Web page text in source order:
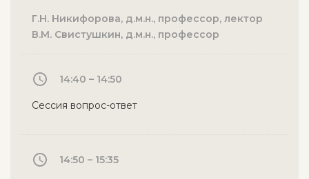
Г.Н. Никифорова, д.м.н., профессор, лектор
В.М. Свистушкин, д.м.н., профессор
14:40 – 14:50
Сессия вопрос-ответ
14:50 – 15:35